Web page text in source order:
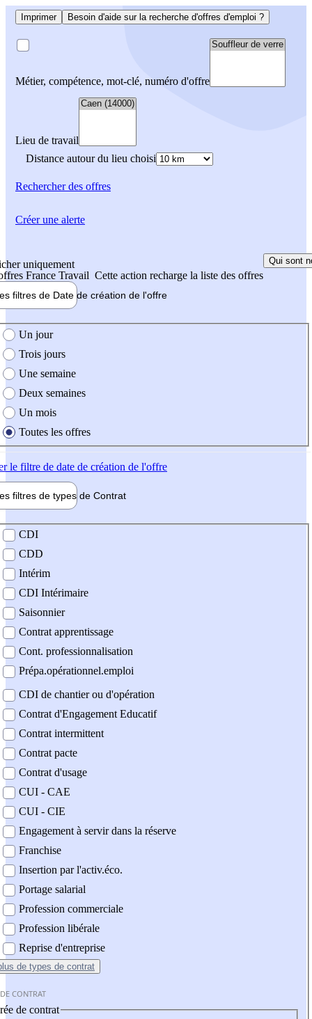
Imprimer Besoin d'aide sur la recherche d'offres d'emploi ?
Métier, compétence, mot-clé, numéro d'offre
Lieu de travail
Distance autour du lieu choisi
Rechercherdes offres
uniquement
France Travail Cette action recharge la liste des offres
Qui sont
filtres de Date de création de l'offre
création de l'offre
Un jour
Trois jours
Une semaine
Deux semaines
Un mois
Toutes les offres
le filtre de date de création de l'offre
filtres de types de Contrat
contrat
CDI
CDD
Intérim
CDI Intérimaire
Saisonnier
Contrat apprentissage
Cont. professionnalisation
Prépa.opérationnel.emploi
CDI de chantier ou d'opération
Contrat d'Engagement Educatif
Contrat intermittent
Contrat pacte
Contrat d'usage
CUI - CAE
CUI - CIE
Engagement à servir dans la réserve
Franchise
Insertion par l'activ.éco.
Portage salarial
Profession commerciale
Profession libérale
Reprise d'entreprise
de types de contrat
CONTRAT
de contrat
Créer une alerte